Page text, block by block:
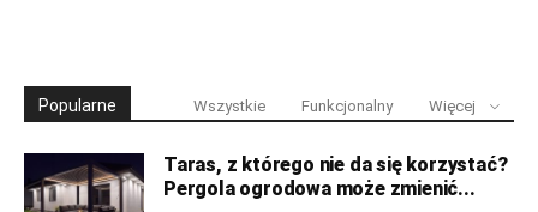
Popularne Wszystkie Funkcjonalny Więcej
Taras, z którego nie da się korzystać?
Pergola ogrodowa może zmienić...